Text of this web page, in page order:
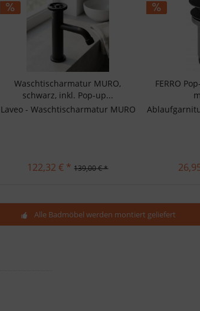
- Warm-/ Kaltwasser Mischbatterie -
Holzdeor Eiche Natur- passend zu den
Waschtischarmatur MURO,
schwarz, inkl. Pop-up...
Laveo - Waschtischarmatur MURO, schwarz
122,32 € * 139,00 € *
FERRO
Alle Badmöbel werden montiert geliefert